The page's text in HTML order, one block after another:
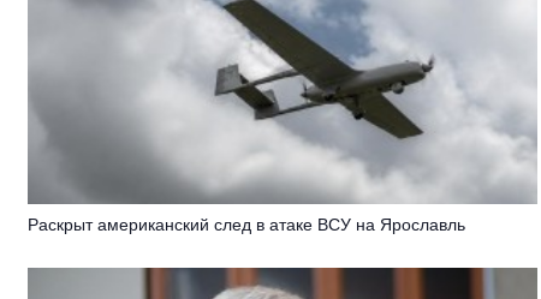
Раскрыт американский след в атаке ВСУ на Ярославль